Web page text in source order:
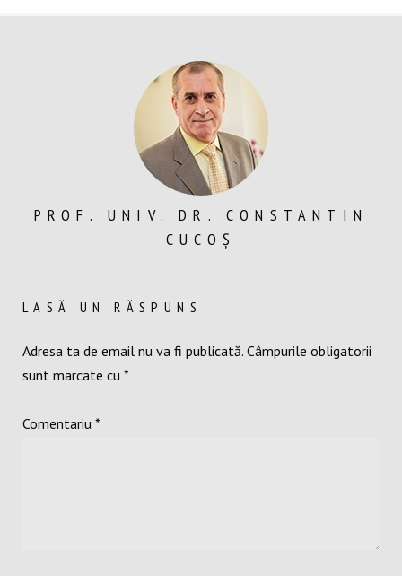
PROF. UNIV. DR. CONSTANTIN
CUCOȘ
LASĂ UN RĂSPUNS
Adresa ta de email nu va fi publicată. Câmpurile obligatorii
sunt marcate cu *
Comentariu *